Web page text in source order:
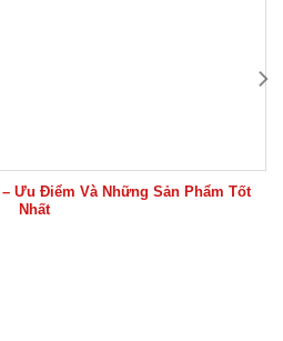
Ưu Điểm Và Những Sản Phẩm Tốt
Nhất